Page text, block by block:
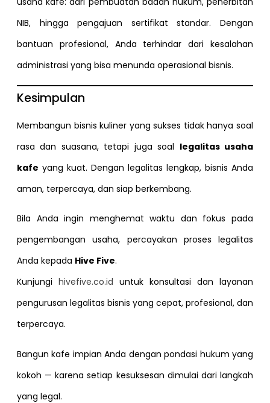
NIB, hingga pengajuan sertifikat standar. Dengan
bantuan profesional, Anda terhindar dari kesalahan
administrasi yang bisa menunda operasional bisnis.
Kesimpulan
Membangun bisnis kuliner yang sukses tidak hanya soal
rasa dan suasana, tetapi juga soal legalitas usaha
kafe yang kuat. Dengan legalitas lengkap, bisnis Anda
aman, terpercaya, dan siap berkembang.
Bila Anda ingin menghemat waktu dan fokus pada
pengembangan usaha, percayakan proses legalitas
Anda kepada Hive Five.
Kunjungi hivefive.co.id untuk konsultasi dan layanan
pengurusan legalitas bisnis yang cepat, profesional, dan
terpercaya.
Bangun kafe impian Anda dengan pondasi hukum yang
kokoh — karena setiap kesuksesan dimulai dari langkah
yang legal.